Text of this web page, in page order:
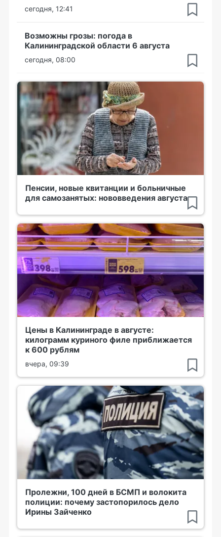
сегодня, 12:41
Возможны грозы: погода в
Калининградской области 6 августа
сегодня, 08:00
Пенсии, новые квитанции и больничные
для самозанятых: нововведения августа
Цены в Калининграде в августе:
килограмм куриного филе приближается
к 600 рублям
вчера, 09:39
Пролежни, 100 дней в БСМП и волокита
полиции: почему застопорилось дело
Ирины Зайченко